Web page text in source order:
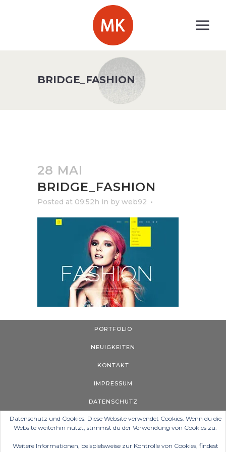
BRIDGE_FASHION
28 MAI
BRIDGE_FASHION
Posted at 09:52h in by web92
PORTFOLIO
NEUIGKEITEN
KONTAKT
IMPRESSUM
DATENSCHUTZ
Datenschutz und Cookies: Diese Website verwendet Cookies. Wenn du die
Website weiterhin nutzt, stimmst du der Verwendung von Cookies zu.
Weitere Informationen, beispielsweise zur Kontrolle von Cookies, findest